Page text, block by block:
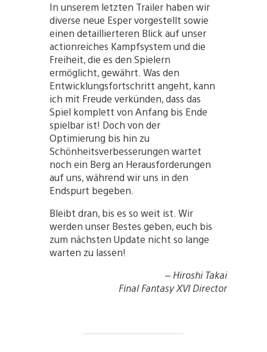
In unserem letzten Trailer haben wir
diverse neue Esper vorgestellt sowie
einen detaillierteren Blick auf unser
actionreiches Kampfsystem und die
Freiheit, die es den Spielern
ermöglicht, gewährt. Was den
Entwicklungsfortschritt angeht, kann
ich mit Freude verkünden, dass das
Spiel komplett von Anfang bis Ende
spielbar ist! Doch von der
Optimierung bis hin zu
Schönheitsverbesserungen wartet
noch ein Berg an Herausforderungen
auf uns, während wir uns in den
Endspurt begeben.
Bleibt dran, bis es so weit ist. Wir
werden unser Bestes geben, euch bis
zum nächsten Update nicht so lange
warten zu lassen!
– Hiroshi Takai
Final Fantasy XVI Director